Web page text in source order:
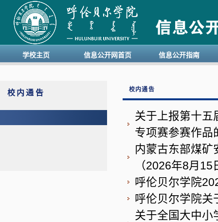
学校主页 信息公开网首页 信息公开指南
校内通告 校内通告
关于上报第十五
专项赛参赛作品
内蒙古东部煤矿
（2026年8月15
呼伦贝尔学院
呼伦贝尔学院关
关于全国大中小